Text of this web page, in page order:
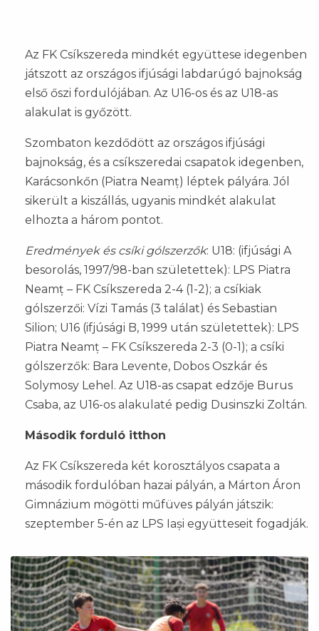
Az FK Csíkszereda mindkét együttese idegenben
játszott az országos ifjúsági labdarúgó bajnokság
első őszi fordulójában. Az U16-os és az U18-as
alakulat is győzött.
Szombaton kezdődött az országos ifjúsági
bajnokság, és a csíkszeredai csapatok idegenben,
Karácsonkőn (Piatra Neamț) léptek pályára. Jól
sikerült a kiszállás, ugyanis mindkét alakulat
elhozta a három pontot.
Eredmények és csíki gólszerzők: U18: (ifjúsági A
besorolás, 1997/98-ban születettek): LPS Piatra
Neamț – FK Csíkszereda 2-4 (1-2); a csíkiak
gólszerzői: Vízi Tamás (3 találat) és Sebastian
Silion; U16 (ifjúsági B, 1999 után születettek): LPS
Piatra Neamț – FK Csíkszereda 2-3 (0-1); a csíki
gólszerzők: Bara Levente, Dobos Oszkár és
Solymosy Lehel. Az U18-as csapat edzője Burus
Csaba, az U16-os alakulaté pedig Dusinszki Zoltán.
Második forduló itthon
Az FK Csíkszereda két korosztályos csapata a
második fordulóban hazai pályán, a Márton Áron
Gimnázium mögötti műfüves pályán játszik:
szeptember 5-én az LPS Iași együtteseit fogadják.